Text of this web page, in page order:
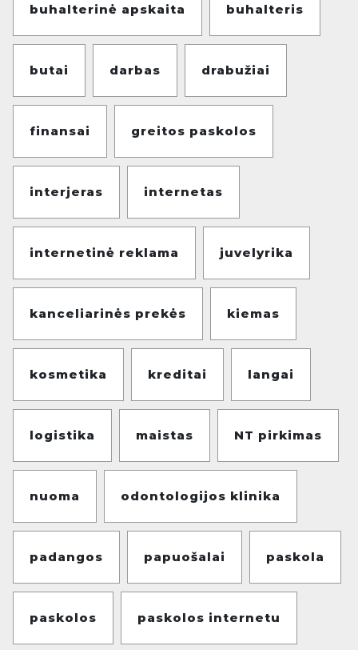
buhalterinė apskaita buhalteris
butai darbas drabužiai
finansai greitos paskolos
interjeras internetas
internetinė reklama juvelyrika
kanceliarinės prekės kiemas
kosmetika kreditai langai
logistika maistas NT pirkimas
nuoma odontologijos klinika
padangos papuošalai paskola
paskolos paskolos internetu